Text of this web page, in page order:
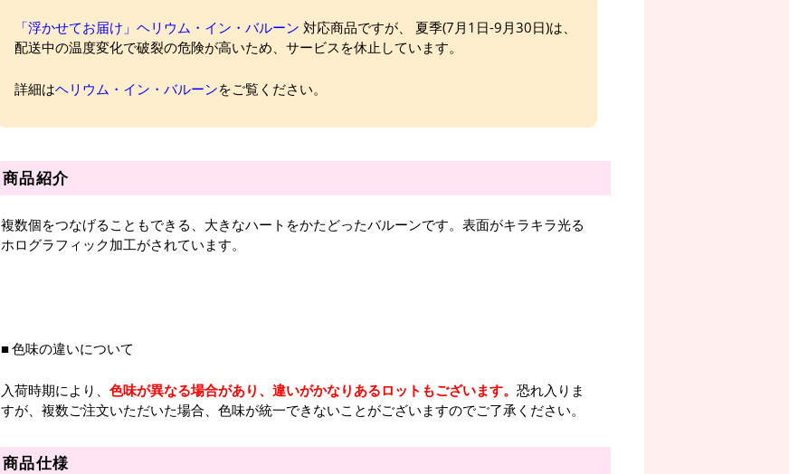
「浮かせてお届け」ヘリウム・イン・バルーン 対応商品ですが、 夏季(7月1日-9月30日)は、
配送中の温度変化で破裂の危険が高いため、サービスを休止しています。
詳細はヘリウム・イン・バルーンをご覧ください。
商品紹介
複数個をつなげることもできる、大きなハートをかたどったバルーンです。表面がキラキラ光る
ホログラフィック加工がされています。
色味の違いについて
入荷時期により、 色味が異なる場合があり、違いがかなりあるロットもございます。 恐れ入りま
すが、複数ご注文いただいた場合、色味が統一できないことがございますのでご了承ください。
商品仕様